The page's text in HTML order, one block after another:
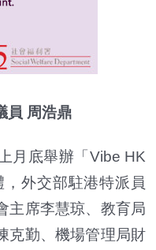
員 周浩鼎
底舉辦「Vibe HK
外交部駐港特派員
主席李慧琼、教育局
克勤、機場管理局財